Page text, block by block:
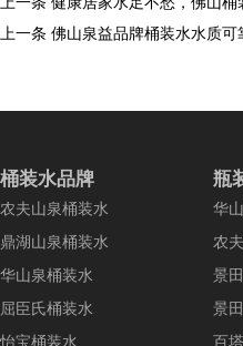
上一条 佛山泉益品牌桶装水水质
桶装水品牌
农夫山泉桶装水
鼎湖山泉桶装水
华山泉桶装水
屈臣氏桶装水
怡宝桶装水
瓶
华
农
景
景
百